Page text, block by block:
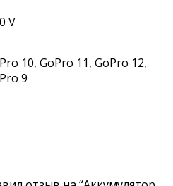
V
10, GoPro 11, GoPro 12,
9